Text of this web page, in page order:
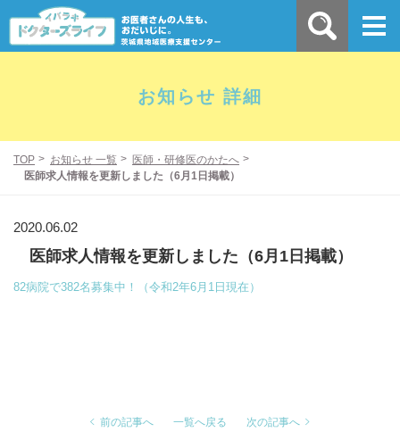
お知らせ 詳細
TOP お知らせ 一覧
医師・研修医のかたへ
医師求人情報を更新しました（6月1日掲載）
2020.06.02
医師求人情報を更新しました（6月1日掲載）
82病院で382名募集中！（令和2年6月1日現在）
前の記事へ 一覧へ戻る 次の記事へ